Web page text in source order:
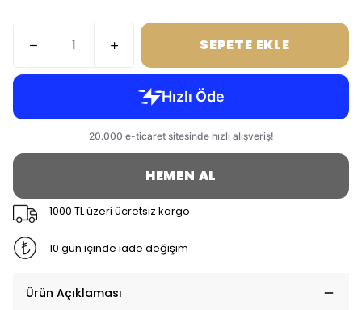
SEPETE EKLE
HEMEN AL
1000 TL üzeri ücretsiz kargo
10 gün içinde iade değişim
Ürün Açıklaması